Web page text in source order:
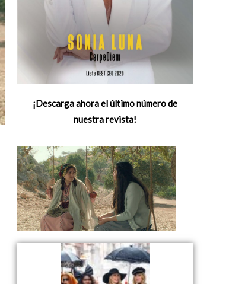
¡Descarga ahora el último número de
nuestra revista!